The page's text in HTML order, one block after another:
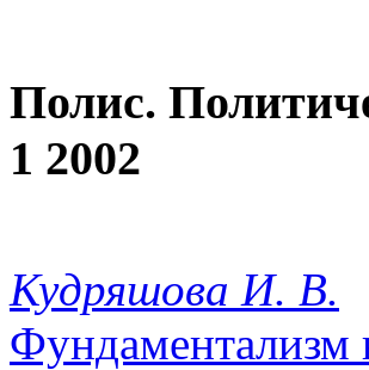
Полис.
1 2002
Кудряшова И. В.
Фундаментализм